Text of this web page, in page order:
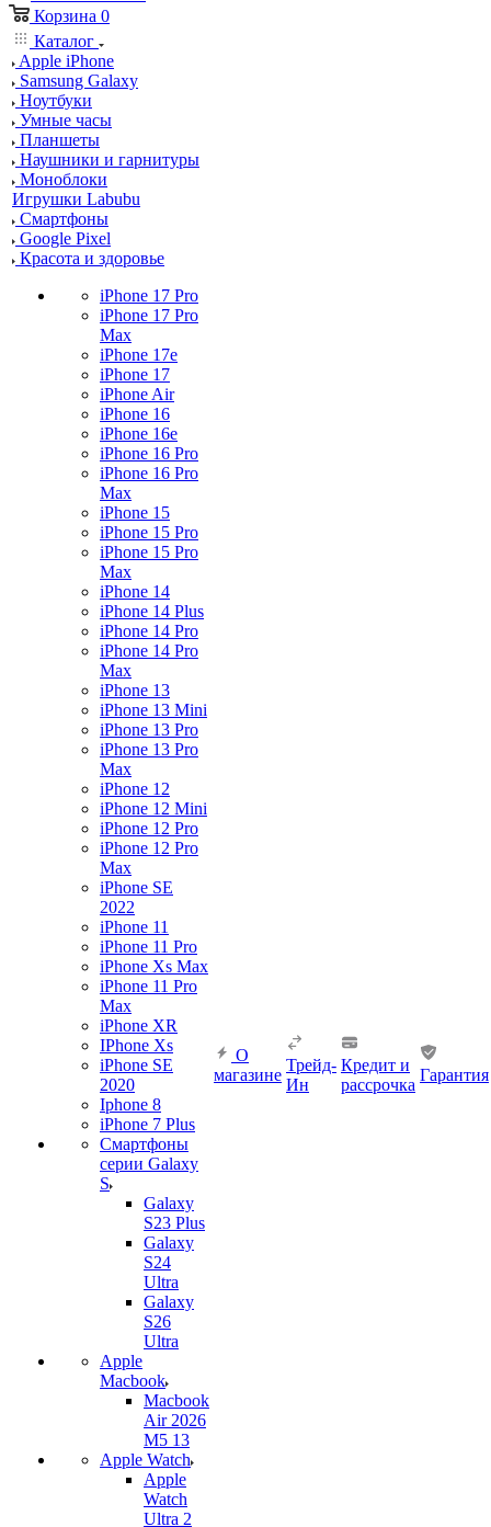
Корзина 0
Каталог
Apple iPhone
Samsung Galaxy
Ноутбуки
Умные часы
Планшеты
Наушники и гарнитуры
Моноблоки
Игрушки Labubu
Смартфоны
Google Pixel
Красота и здоровье
iPhone 17 Pro
iPhone 17 Pro
Max
iPhone 17e
iPhone 17
iPhone Air
iPhone 16
iPhone 16e
iPhone 16 Pro
iPhone 16 Pro
Max
iPhone 15
iPhone 15 Pro
iPhone 15 Pro
Max
iPhone 14
iPhone 14 Plus
iPhone 14 Pro
iPhone 14 Pro
Max
iPhone 13
iPhone 13 Mini
iPhone 13 Pro
iPhone 13 Pro
Max
iPhone 12
iPhone 12 Mini
iPhone 12 Pro
iPhone 12 Pro
Max
iPhone SE
2022
iPhone 11
iPhone 11 Pro
iPhone Xs Max
iPhone 11 Pro
Max
iPhone XR
IPhone Xs
iPhone SE
2020
Iphone 8
iPhone 7 Plus
Смартфоны
серии Galaxy
S
Galaxy
S23 Plus
Galaxy
S24
Ultra
Galaxy
S26
Ultra
Apple
Macbook
Macbook
Air 2026
M5 13
Apple Watch
Apple
Watch
Ultra 2
О
магазине
Трейд-
Ин
Кредит и
рассрочка
Гарантия